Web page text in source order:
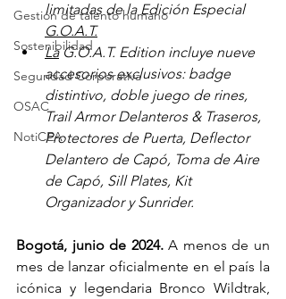
Gestión de talento humano
Sostenibilidad
Seguridad Corporativa
OSAC
NotiCEA
limitadas de la Edición Especial
G.O.A.T.
La G.O.A.T. Edition incluye nueve
accesorios exclusivos: badge
distintivo, doble juego de rines,
Trail Armor Delanteros & Traseros,
Protectores de Puerta, Deflector
Delantero de Capó, Toma de Aire
de Capó, Sill Plates, Kit
Organizador y Sunrider.
Bogotá, junio de 2024. A menos de un
mes de lanzar oficialmente en el país la
icónica y legendaria Bronco Wildtrak,